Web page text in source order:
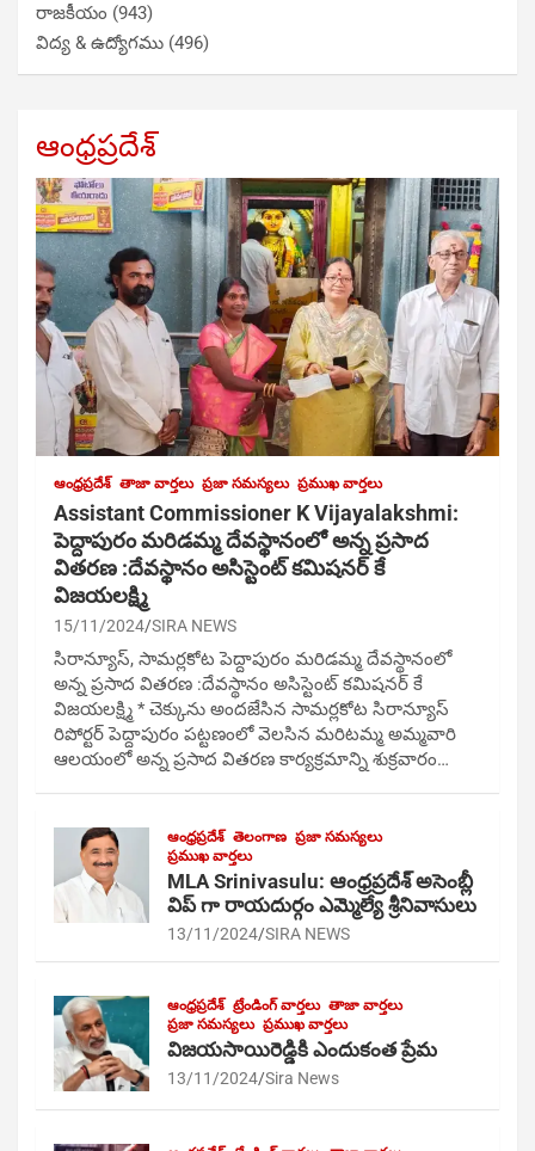
రాజకీయం (943)
విద్య & ఉద్యోగము (496)
ఆంధ్రప్రదేశ్
ఆంధ్రప్రదేశ్ తాజా వార్తలు ప్రజా సమస్యలు ప్రముఖ వార్తలు
Assistant Commissioner K Vijayalakshmi:
పెద్దాపురం మరిడమ్మ దేవస్థానంలో అన్న ప్రసాద
వితరణ :దేవస్థానం అసిస్టెంట్ కమిషనర్ కే
విజయలక్ష్మి
15/11/2024 SIRA NEWS
సిరాన్యూస్, సామర్లకోట పెద్దాపురం మరిడమ్మ దేవస్థానంలో
అన్న ప్రసాద వితరణ :దేవస్థానం అసిస్టెంట్ కమిషనర్ కే
విజయలక్ష్మి * చెక్కును అందజేసిన సామర్లకోట సిరాన్యూస్
రిపోర్టర్ పెద్దాపురం పట్టణంలో వెలసిన మరిటమ్మ అమ్మవారి
ఆలయంలో అన్న ప్రసాద వితరణ కార్యక్రమాన్ని శుక్రవారం…
ఆంధ్రప్రదేశ్ తెలంగాణ ప్రజా సమస్యలు
ప్రముఖ వార్తలు
MLA Srinivasulu: ఆంధ్రప్రదేశ్ అసెంబ్లీ
విప్ గా రాయదుర్గం ఎమ్మెల్యే శ్రీనివాసులు
13/11/2024 SIRA NEWS
ఆంధ్రప్రదేశ్ ట్రేండింగ్ వార్తలు తాజా వార్తలు
ప్రజా సమస్యలు ప్రముఖ వార్తలు
విజయసాయిరెడ్డికి ఎందుకంత ప్రేమ
13/11/2024 Sira News